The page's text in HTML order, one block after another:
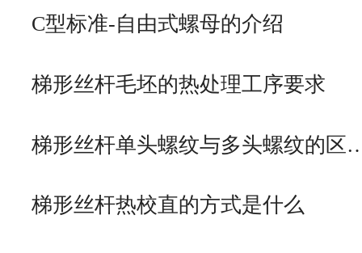
C型标准-自由式螺母的介绍
梯形丝杆毛坯的热处理工序要求
梯形丝杆单头螺纹与多头螺纹的区
梯形丝杆热校直的方式是什么